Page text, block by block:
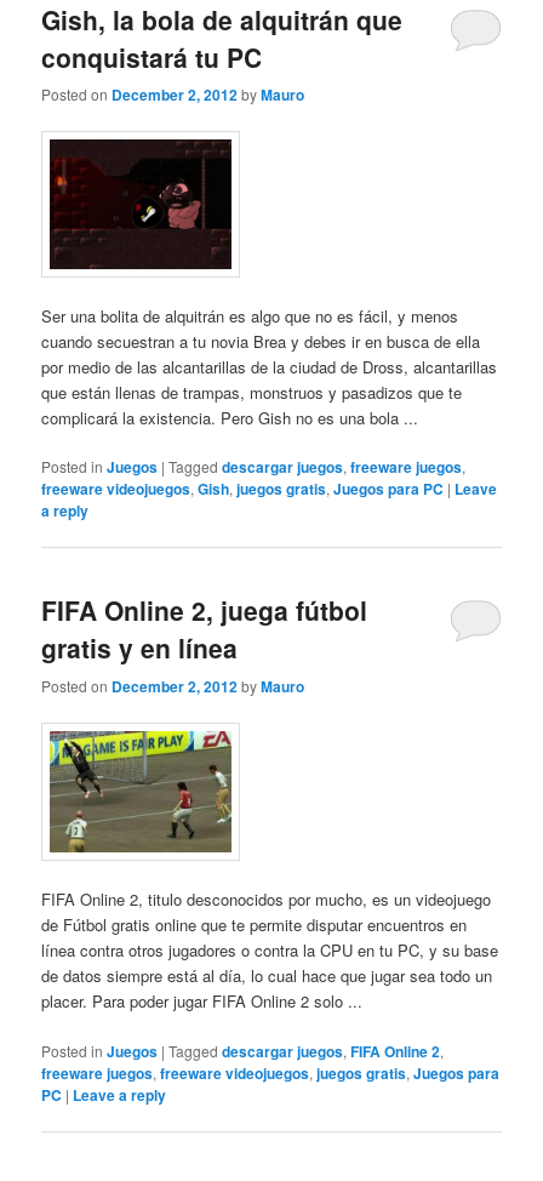
Gish, la bola de alquitrán que
conquistará tu PC
Posted on December 2, 2012byMauro
Ser una bolita de alquitrán es algo que no es fácil, y menos
cuando secuestran a tu novia Brea y debes ir en busca de ella
por medio de las alcantarillas de la ciudad de Dross, alcantarillas
que están llenas de trampas, monstruos y pasadizos que te
complicará la existencia. Pero Gish no es una bola ...
Posted in Juegos |Tagged descargar juegos,freeware juegos,
freeware videojuegos,Gish,juegos gratis,Juegos para PC | Leave
a reply
FIFA Online 2, juega fútbol
gratis y en línea
Posted on December 2, 2012byMauro
FIFA Online 2, titulo desconocidos por mucho, es un videojuego
de Fútbol gratis online que te permite disputar encuentros en
línea contra otros jugadores o contra la CPU en tu PC, y su base
de datos siempre está al día, lo cual hace que jugar sea todo un
placer. Para poder jugar FIFA Online 2 solo ...
Posted in Juegos |Tagged descargar juegos,FIFA Online 2,
freeware juegos,freeware videojuegos,juegos gratis,Juegos para
PC | Leave a reply